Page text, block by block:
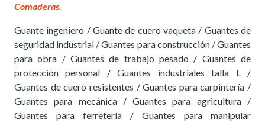
Comaderas.
Guante ingeniero / Guante de cuero vaqueta / Guantes de
seguridad industrial / Guantes para construcción / Guantes
para obra / Guantes de trabajo pesado / Guantes de
protección personal / Guantes industriales talla L /
Guantes de cuero resistentes / Guantes para carpintería /
Guantes para mecánica / Guantes para agricultura /
Guantes para ferretería / Guantes para manipular